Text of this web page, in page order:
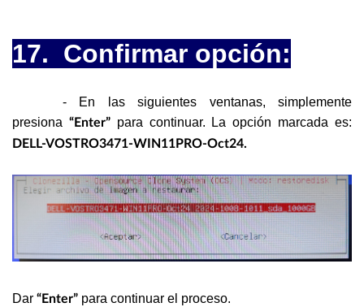
17. Confirmar opción:
- En las siguientes ventanas, simplemente
presiona “Enter” para continuar. La opción marcada es:
DELL-VOSTRO3471-WIN11PRO-Oct24.
Dar “Enter” para continuar el proceso.